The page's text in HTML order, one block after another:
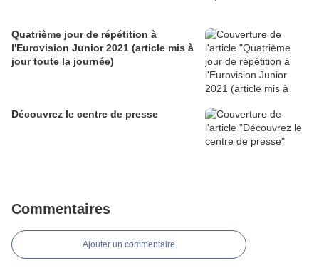
Quatrième jour de répétition à
l'Eurovision Junior 2021 (article mis à
jour toute la journée)
Découvrez le centre de presse
Commentaires
Ajouter un commentaire